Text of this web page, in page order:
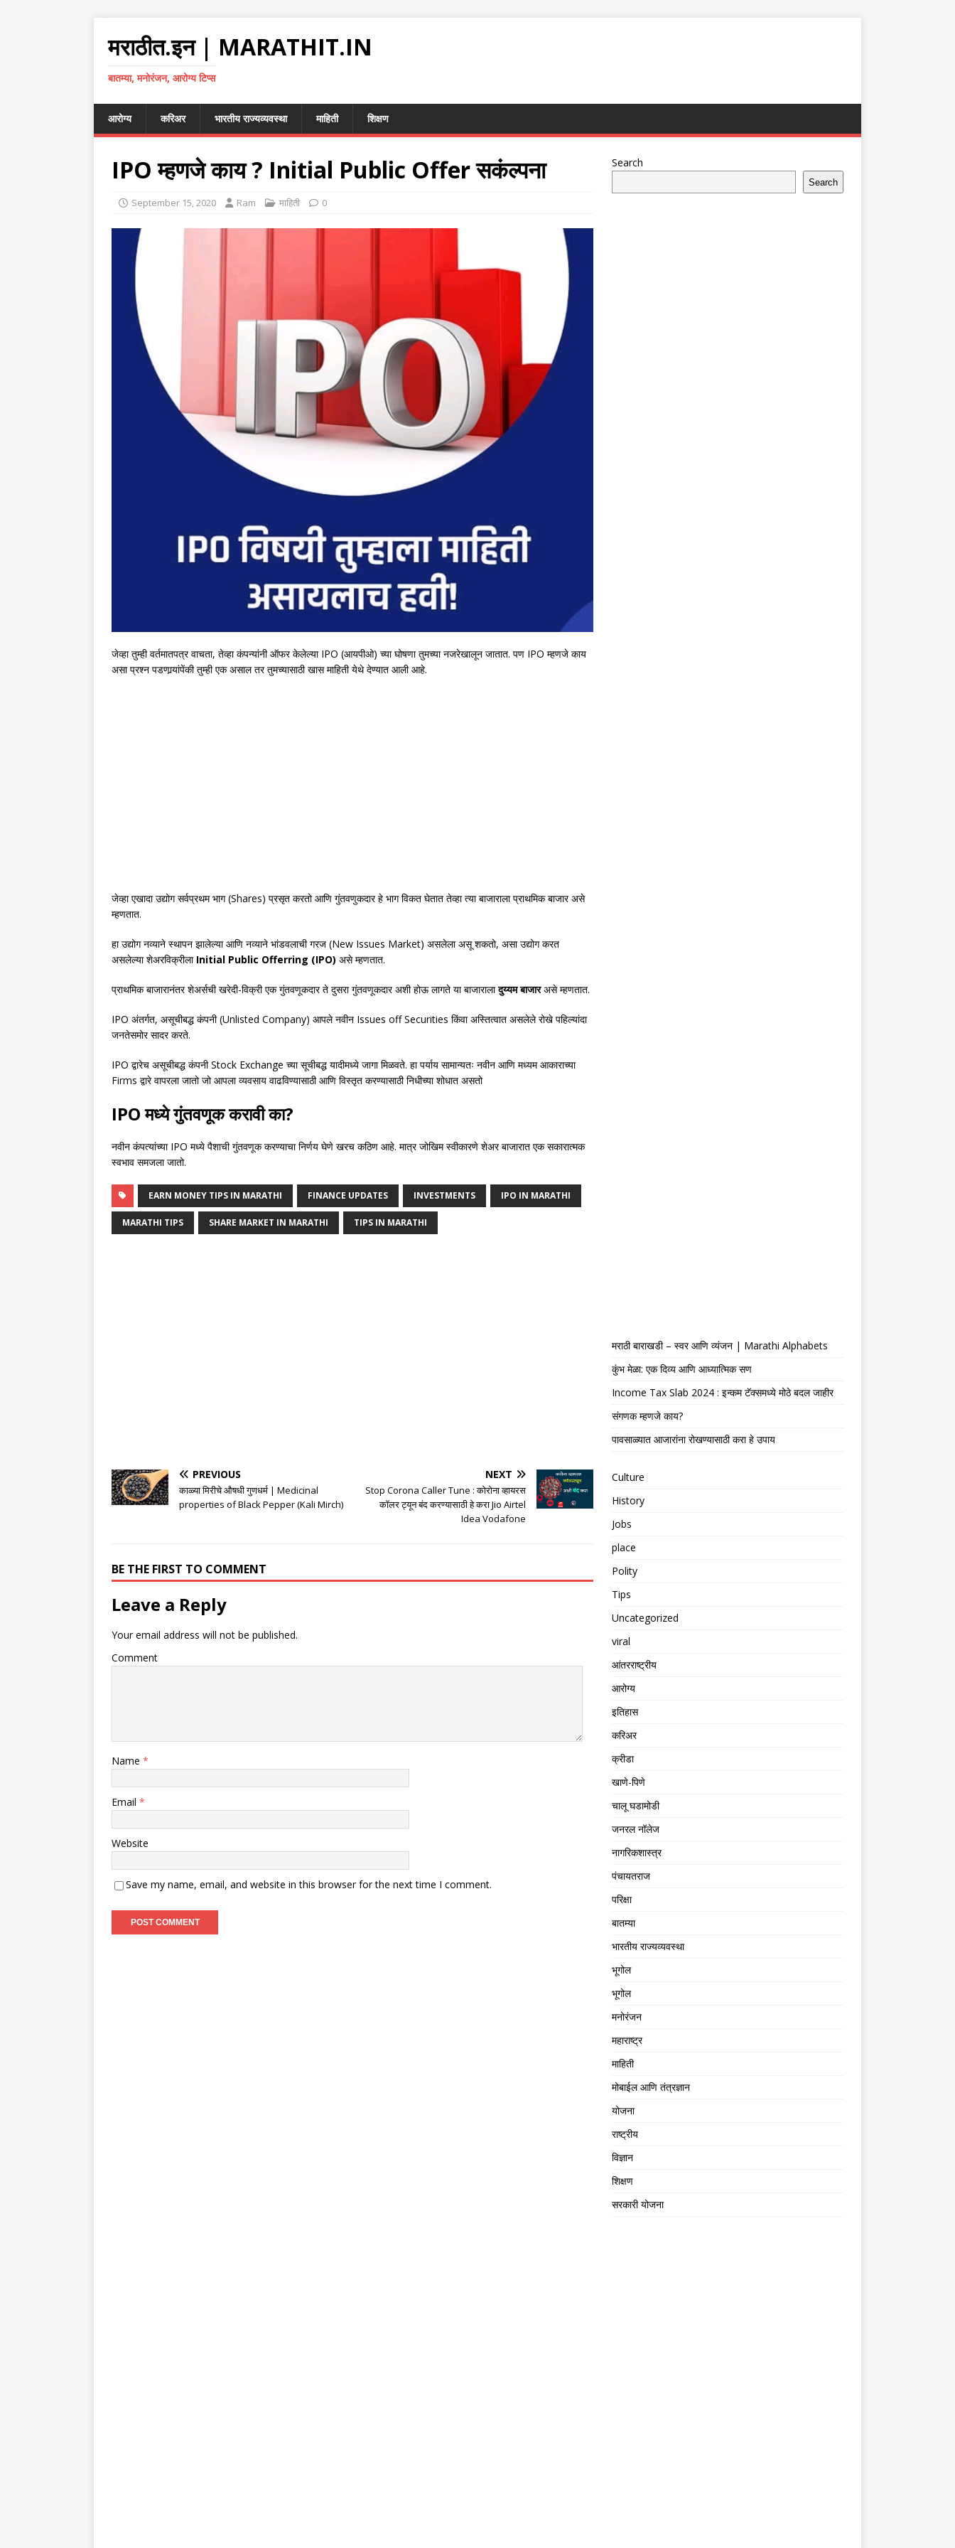
मराठीत.इन | MARATHIT.IN
बातम्या, मनोरंजन, आरोग्य टिप्स
आरोग्य करिअर भारतीय राज्यव्यवस्था माहिती शिक्षण
IPO म्हणजे काय ? Initial Public Offer सकंल्पना
September 15, 2020 Ram माहिती 0
जेव्हा तुम्ही वर्तमातपत्र वाचता, तेव्हा कंपन्यांनी ऑफर केलेल्या IPO (आयपीओ) च्या घोषणा तुमच्या नजरेखालून जातात. पण IPO म्हणजे काय
असा प्रश्‍न पडणार्‍यांपेंकी तुम्ही एक असाल तर तुमच्यासाठी खास माहिती येथे देण्यात आली आहे.
जेव्हा एखादा उद्योग सर्वप्रथम भाग (Shares) प्रसृत करतो आणि गुंतवणुकदार हे भाग विकत घेतात तेव्हा त्या बाजाराला प्राथमिक बाजार असे
म्हणतात.
हा उद्योग नव्याने स्थापन झालेल्या आणि नव्याने भांडवलाची गरज (New Issues Market) असलेला असू शकतो, असा उद्योग करत
असलेल्या शेअरविक्रीला Initial Public Offerring (IPO) असे म्हणतात.
प्राथमिक बाजारानंतर शेअर्सची खरेदी-विक्री एक गुंतवणूकदार ते दुसरा गुंतवणूकदार अशी होऊ लागते या बाजारालादुय्यम बाजारअसे म्हणतात.
IPO अंतर्गत, असूचीबद्ध कंपनी (Unlisted Company) आपले नवीन Issues off Securities किंवा अस्तित्वात असलेले रोखे पहिल्यांदा
जनतेसमोर सादर करते.
IPO द्वारेच असूचीबद्ध कंपनी Stock Exchange च्या सूचीबद्ध यादीमध्ये जागा मिळवते. हा पर्याय सामान्यतः नवीन आणि मध्यम आकाराच्या
Firms द्वारे वापरला जातो जो आपला व्यवसाय वाढविण्यासाठी आणि विस्तृत करण्यासाठी निधीच्या शोधात असतो
IPO मध्ये गुंतवणूक करावी का?
नवीन कंपत्यांच्या IPO मध्ये पैशाची गुंतवणूक करण्याचा निर्णय घेणे खरच कठिण आहे. मात्र जोखिम स्वीकारणे शेअर बाजारात एक सकारात्मक
स्वभाव समजला जातो.
EARN MONEY TIPS IN MARATHI FINANCE UPDATES INVESTMENTS IPO IN MARATHI
MARATHI TIPS SHARE MARKET IN MARATHI TIPS IN MARATHI
PREVIOUS
काळ्या मिरीचे औषधी गुणधर्म | Medicinal
properties of Black Pepper (Kali Mirch)
NEXT
Stop Corona Caller Tune : कोरोना व्हायरस
कॉलर ट्यून बंद करण्यासाठी हे करा Jio Airtel
Idea Vodafone
BE THE FIRST TO COMMENT
Leave a Reply
Your email address will not be published.
Comment
Name *
Email *
Website
Save my name, email, and website in this browser for the next time I comment.
Search
Search
मराठी बाराखडी – स्वर आणि व्यंजन | Marathi Alphabets
कुंभ मेळा: एक दिव्य आणि आध्यात्मिक सण
Income Tax Slab 2024 : इन्कम टॅक्समध्ये मोठे बदल जाहीर
संगणक म्हणजे काय?
पावसाळ्यात आजारांना रोखण्यासाठी करा हे उपाय
Culture
History
Jobs
place
Polity
Tips
Uncategorized
viral
आंतरराष्ट्रीय
आरोग्य
इतिहास
करिअर
क्रीडा
खाणे-पिणे
चालू घडामोडी
जनरल नॉलेज
नागरिकशास्त्र
पंचायतराज
परिक्षा
बातम्या
भारतीय राज्यव्यवस्था
भूगोल
भूगोल
मनोरंजन
महाराष्ट्र
माहिती
मोबाईल आणि तंत्रज्ञान
योजना
राष्ट्रीय
विज्ञान
शिक्षण
सरकारी योजना